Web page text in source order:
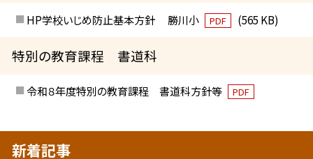
HP学校いじめ防止基本方針 勝川小 PDF (565 KB)
特別の教育課程 書道科
令和８年度特別の教育課程 書道科方針等 PDF
新着記事